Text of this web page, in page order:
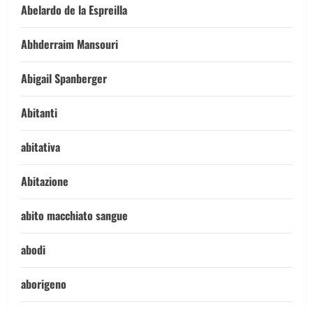
Abelardo de la Espreilla
Abhderraim Mansouri
Abigail Spanberger
Abitanti
abitativa
Abitazione
abito macchiato sangue
abodi
aborigeno